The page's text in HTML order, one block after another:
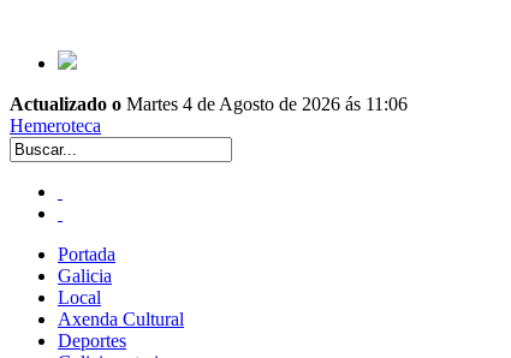
Actualizado o Martes 4 de Agosto de 2026 ás 11:06
Hemeroteca
Portada
Galicia
Local
Axenda Cultural
Deportes